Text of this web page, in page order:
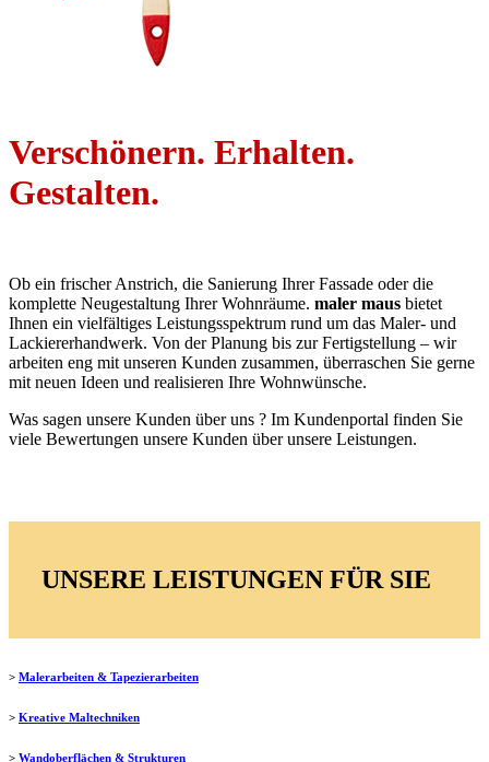
Verschönern. Erhalten.
Gestalten.
Ob ein frischer Anstrich, die Sanierung Ihrer Fassade oder die
komplette Neugestaltung Ihrer Wohnräume. maler maus bietet
Ihnen ein vielfältiges Leistungsspektrum rund um das Maler- und
Lackiererhandwerk. Von der Planung bis zur Fertigstellung – wir
arbeiten eng mit unseren Kunden zusammen, überraschen Sie gerne
mit neuen Ideen und realisieren Ihre Wohnwünsche.
Was sagen unsere Kunden über uns ? Im Kundenportal finden Sie
viele Bewertungen unsere Kunden über unsere Leistungen.
UNSERE LEISTUNGEN FÜR SIE
> Malerarbeiten & Tapezierarbeiten
> Kreative Maltechniken
> Wandoberflächen & Strukturen